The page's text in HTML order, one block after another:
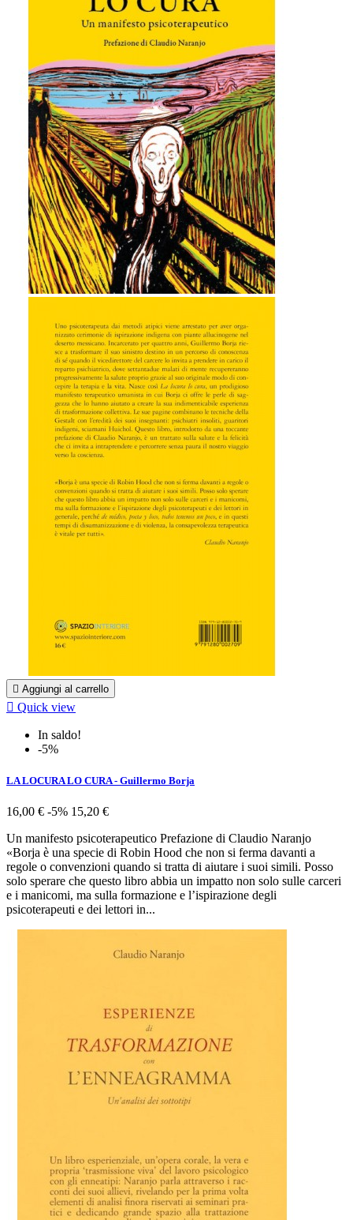
 Aggiungi al carrello
 Quick view
In saldo!
-5%
LA LOCURA LO CURA - Guillermo Borja
16,00 € -5% 15,20 €
Un manifesto psicoterapeutico Prefazione di Claudio Naranjo
«Borja è una specie di Robin Hood che non si ferma davanti a
regole o convenzioni quando si tratta di aiutare i suoi simili. Posso
solo sperare che questo libro abbia un impatto non solo sulle carceri
e i manicomi, ma sulla formazione e l’ispirazione degli
psicoterapeuti e dei lettori in...